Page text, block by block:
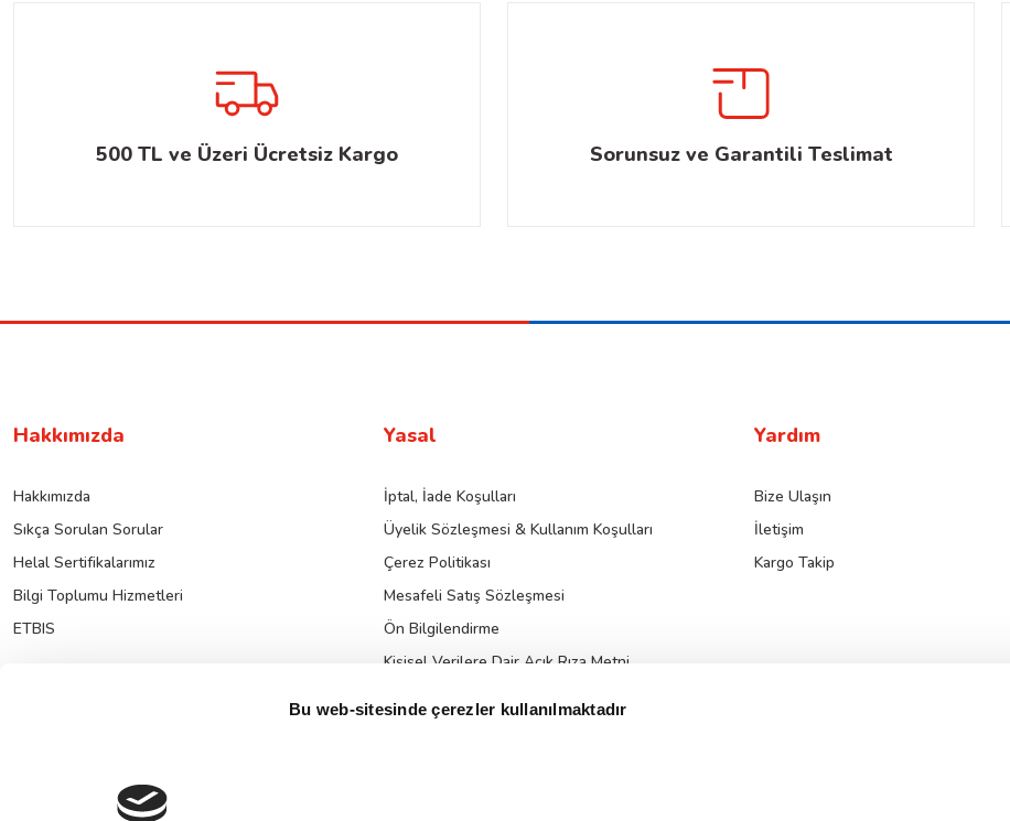
Bu web-sitesinde çerezler kullanılmaktadır
500 TL ve Üzeri Ücretsiz Kargo Sorunsuz ve Garantili Teslimat
Hakkımızda
Hakkımızda
Sıkça Sorulan Sorular
Helal Sertifikalarımız
Bilgi Toplumu Hizmetleri
ETBIS
Yasal
İptal, İade Koşulları
Üyelik Sözleşmesi & Kullanım Koşulları
Çerez Politikası
Mesafeli Satış Sözleşmesi
Ön Bilgilendirme
Kişisel Verilere Dair Açık Rıza Metni
Yardım
Bize Ulaşın
İletişim
Kargo Takip